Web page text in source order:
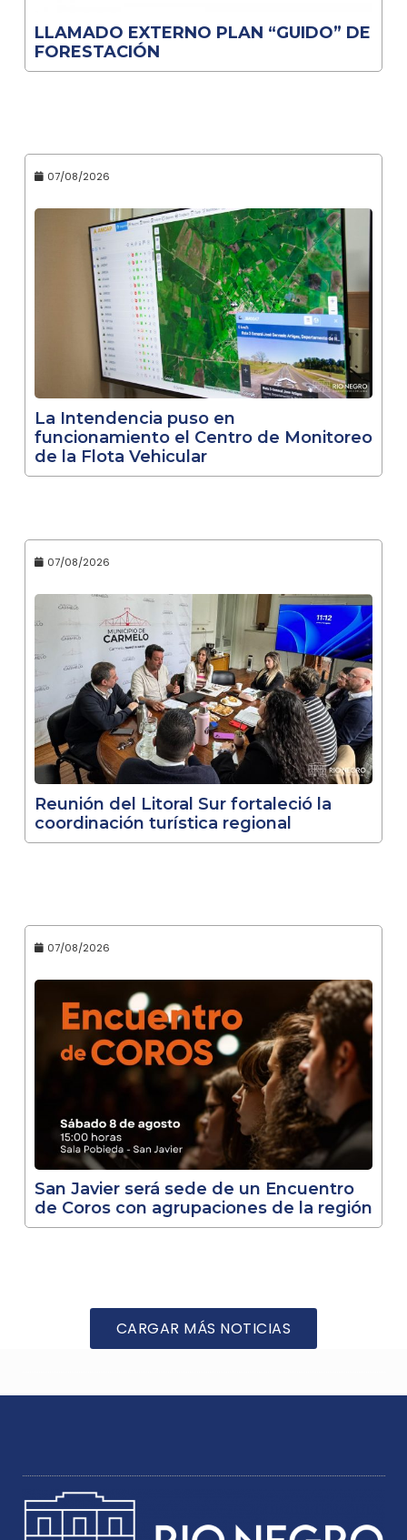
LLAMADO EXTERNO PLAN “GUIDO” DE
FORESTACIÓN
07/08/2026
La Intendencia puso en
funcionamiento el Centro de Monitoreo
de la Flota Vehicular
07/08/2026
Reunión del Litoral Sur fortaleció la
coordinación turística regional
07/08/2026
San Javier será sede de un Encuentro
de Coros con agrupaciones de la región
CARGAR MÁS NOTICIAS